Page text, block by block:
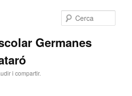
Germanes
i compartir.